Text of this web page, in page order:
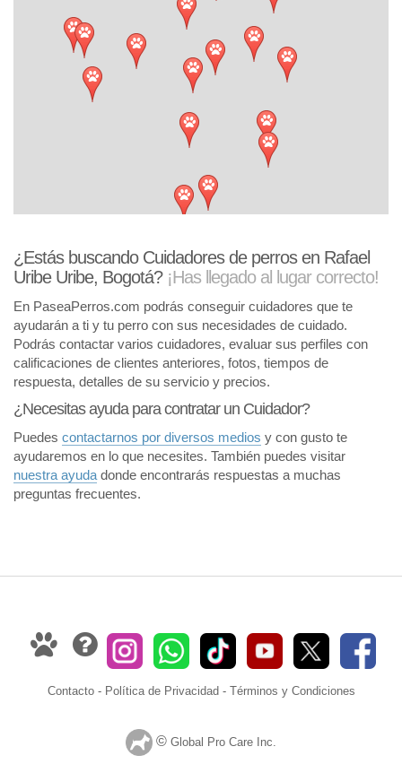
¿Estás buscando Cuidadores de perros en Rafael
Uribe Uribe, Bogotá? ¡Has llegado al lugar correcto!
En PaseaPerros.com podrás conseguir cuidadores que te
ayudarán a ti y tu perro con sus necesidades de cuidado.
Podrás contactar varios cuidadores, evaluar sus perfiles con
calificaciones de clientes anteriores, fotos, tiempos de
respuesta, detalles de su servicio y precios.
¿Necesitas ayuda para contratar un Cuidador?
Puedes contactarnos por diversos medios y con gusto te
ayudaremos en lo que necesites. También puedes visitar
nuestra ayuda donde encontrarás respuestas a muchas
preguntas frecuentes.
Contacto- Política de Privacidad - Términos y Condiciones
© Global Pro Care Inc.